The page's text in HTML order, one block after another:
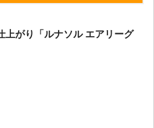
上がり「ルナソル エアリーグ